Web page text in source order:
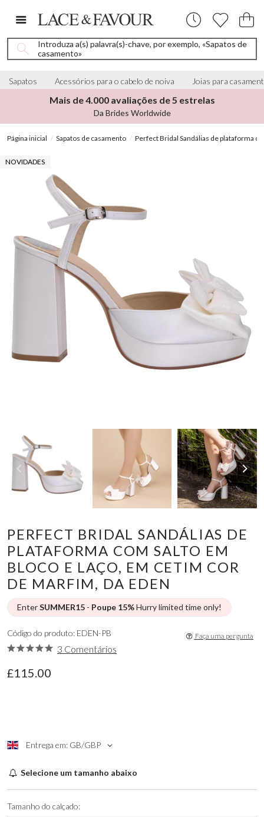
Introduza a(s) palavra(s)-chave, por exemplo, «Sapatos de
casamento»
Sapatos Acessórios para o cabelo de noiva Joias para
Mais de 4.000 avaliações de 5 estrelas
Da Brides Worldwide
Página inicial Sapatos de casamento Perfect Bridal Sandálias de plataforma
NOVIDADES
PERFECT BRIDAL SANDÁLIAS DE
PLATAFORMA COM SALTO EM
BLOCO E LAÇO, EM CETIM COR
DE MARFIM, DA EDEN
EnterSUMMER15 - Poupe 15%Hurry limited time only!
£115.00
Entrega em: GB/GBP
Código do produto: EDEN-PB
3 Comentários
Faça uma pergunta
Selecione um tamanho abaixo
Tamanho do calçado: